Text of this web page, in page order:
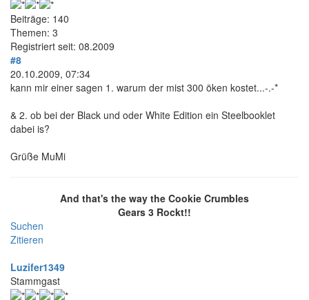
Beiträge: 140
Themen: 3
Registriert seit: 08.2009
#8
20.10.2009, 07:34
kann mir einer sagen 1. warum der mist 300 öken kostet...-.-*
& 2. ob bei der Black und oder White Edition ein Steelbooklet
dabei is?
Grüße MuMi
And that's the way the Cookie Crumbles
Gears 3 Rockt!!
Suchen
Zitieren
Luzifer1349
Stammgast